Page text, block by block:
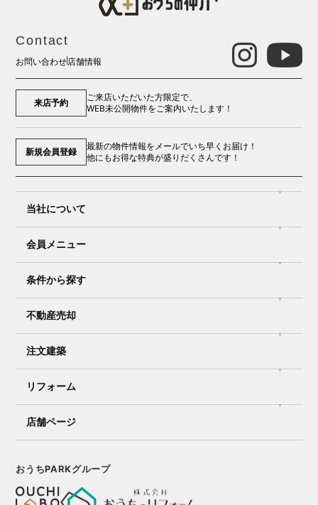
Contact
お問い合わせ 店舗情報
来店予約
ご来店いただいた方限定で、
WEB未公開物件をご案内いたします！
新規会員登録
最新の物件情報をメールでいち早くお届け！
他にもお得な特典が盛りだくさんです！
当社について
会員メニュー
条件から探す
不動産売却
注文建築
リフォーム
店舗ページ
おうちPARKグループ